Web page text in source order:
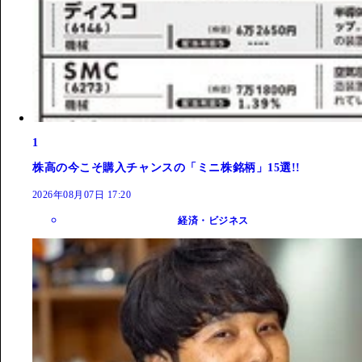
1
株高の今こそ購入チャンスの「ミニ株銘柄」15選!!
2026年08月07日 17:20
経済・ビジネス